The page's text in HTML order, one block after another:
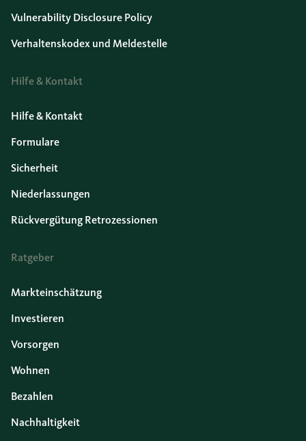
Vulnerability Disclosure Policy
Verhaltenskodex und Meldestelle
Hilfe & Kontakt
Hilfe & Kontakt
Formulare
Sicherheit
Niederlassungen
Rückvergütung Retrozessionen
Ratgeber
Markteinschätzung
Investieren
Vorsorgen
Wohnen
Bezahlen
Nachhaltigkeit